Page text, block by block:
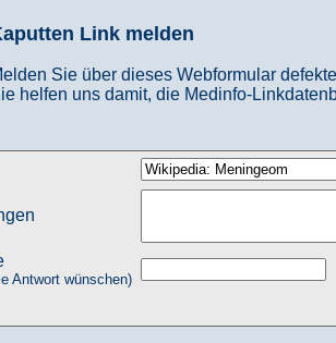
Link melden
Sie über dieses Webformular
helfen uns damit, die Medinfo-
Antwort wünschen)